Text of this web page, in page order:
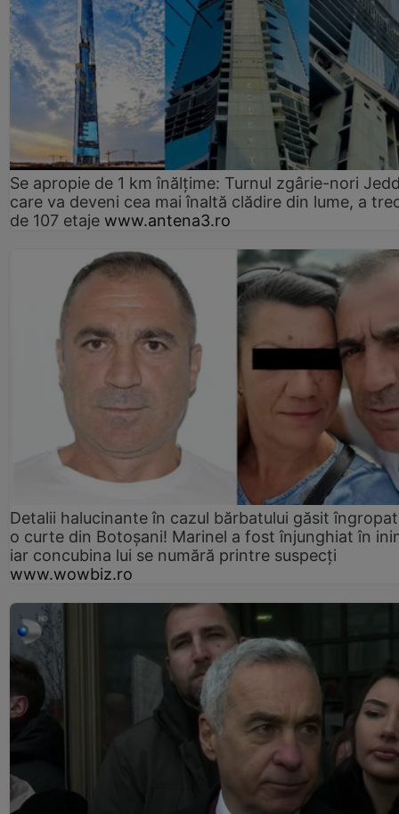
Se apropie de 1 km înălțime: Turnul zgârie-nori
care va deveni cea mai înaltă clădire din lume, a
de 107 etaje www.antena3.ro
Detalii halucinante în cazul bărbatului găsit
o curte din Botoșani! Marinel a fost înjunghiat în
iar concubina lui se numără printre suspecți
www.wowbiz.ro